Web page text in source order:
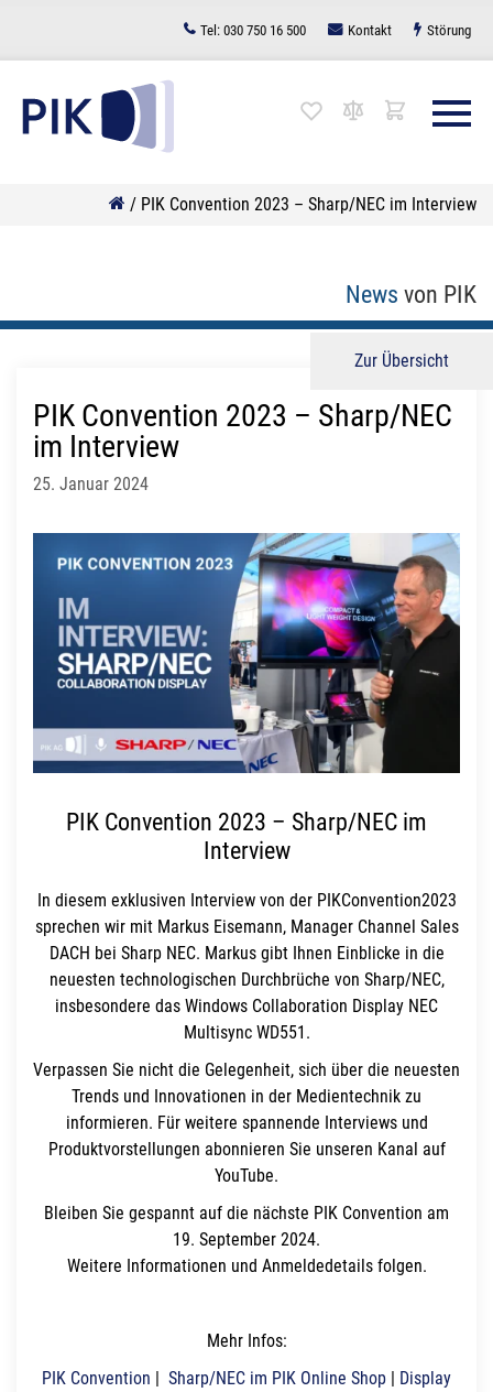
springen
Tel: 030 750 16 500 Kontakt Störung
/ PIK Convention 2023 – Sharp/NEC im Interview
News von PIK
Zur Übersicht
PIK Convention 2023 – Sharp/NEC
im Interview
25. Januar 2024
PIK Convention 2023 – Sharp/NEC im
Interview
In diesem exklusiven Interview von der PIKConvention2023
sprechen wir mit Markus Eisemann, Manager Channel Sales
DACH bei Sharp NEC. Markus gibt Ihnen Einblicke in die
neuesten technologischen Durchbrüche von Sharp/NEC,
insbesondere das Windows Collaboration Display NEC
Multisync WD551.
Verpassen Sie nicht die Gelegenheit, sich über die neuesten
Trends und Innovationen in der Medientechnik zu
informieren. Für weitere spannende Interviews und
Produktvorstellungen abonnieren Sie unseren Kanal auf
YouTube.
Bleiben Sie gespannt auf die nächste PIK Convention am
19. September 2024.
Weitere Informationen und Anmeldedetails folgen.
Mehr Infos:
PIK Convention | Sharp/NEC im PIK Online Shop | Display